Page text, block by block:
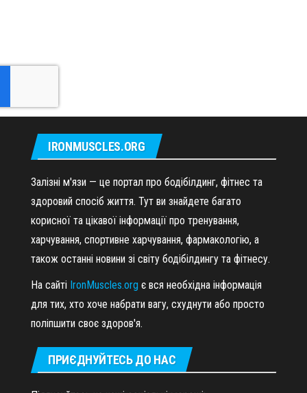
IRONMUSCLES.ORG
Залізні м'язи — це портал про бодібілдинг, фітнес та
здоровий спосіб життя. Тут ви знайдете багато
корисної та цікавої інформації про тренування,
харчування, спортивне харчування, фармакологію, а
також останні новини зі світу бодібілдингу та фітнесу.
На сайті IronMuscles.org є вся необхідна інформація
для тих, хто хоче набрати вагу, схуднути або просто
поліпшити своє здоров'я.
ПРИЄДНУЙТЕСЬ ДО НАС